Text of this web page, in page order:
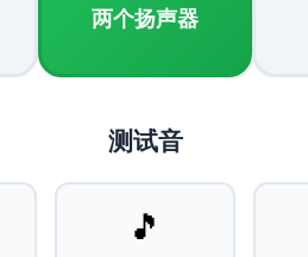
两个扬声器
测试音
🎵